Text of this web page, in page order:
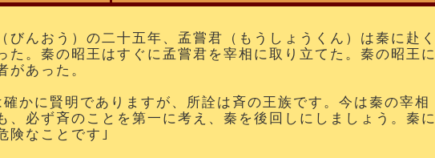
びんおう）の二十五年、孟嘗君（もうしょうくん）は秦に赴く
た。秦の昭王はすぐに孟嘗君を宰相に取り立てた。秦の昭王に
があった。
確かに賢明でありますが、所詮は斉の王族です。今は秦の宰相
、必ず斉のことを第一に考え、秦を後回しにしましょう。秦に
険なことです｣